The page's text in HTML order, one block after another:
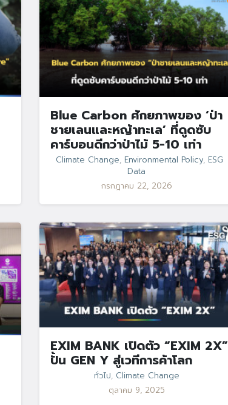
Blue Carbon ศักยภาพของ ‘ป่า
ชายเลนและหญ้าทะเล’ ที่ดูดซับ
คาร์บอนดีกว่าป่าไม้ 5-10 เท่า
Climate Change, Environmental Policy, ESG
Data
กรกฎาคม 22, 2026
EXIM BANK เปิดตัว “EXIM 2X”
ปั้น GEN Y สู่เวทีการค้าโลก
ทั่วไป, Climate Change
ตุลาคม 9, 2025